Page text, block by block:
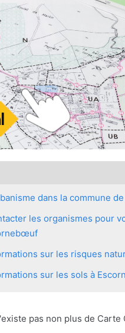
dans la commune
les organismes pour
sur les risques
sur les sols à
pas non plus de